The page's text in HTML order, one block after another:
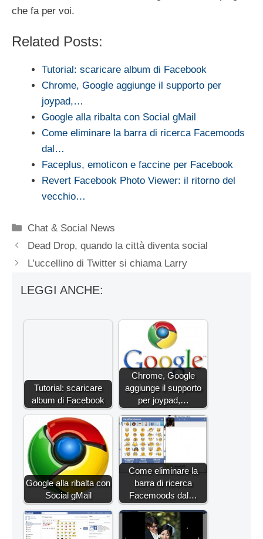
che fa per voi.
Related Posts:
Tutorial: scaricare album di Facebook
Chrome, Google aggiunge il supporto per
joypad,…
Google alla ribalta con Social gMail
Come eliminare la barra di ricerca Facemoods
dal…
Faceplus, emoticon e faccine per Facebook
Revert Facebook Photo Viewer: il ritorno del
vecchio…
Categorie
Chat & Social News
Dead Drop, quando la città diventa social
L’uccellino di Twitter si chiama Larry
LEGGI ANCHE:
Tutorial: scaricare
album di Facebook
Chrome, Google
aggiunge il supporto
per joypad,…
Google alla ribalta con
Social gMail
Come eliminare la
barra di ricerca
Facemoods dal…